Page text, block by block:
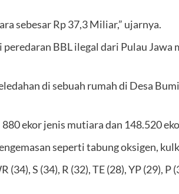
sebesar Rp 37,3 Miliar,” ujarnya.
BBL ilegal dari Pulau Jawa
di sebuah rumah di Desa
ekor jenis mutiara dan 148.520
seperti tabung oksigen,
S (34), R (32), TE (28), YP (29), P